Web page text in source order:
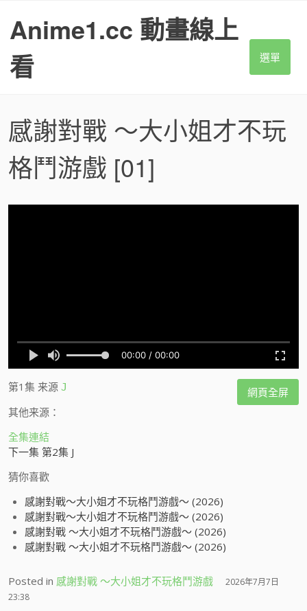
Anime1.cc 動畫線上
看
選單
感謝對戰 ～大小姐才不玩
格鬥游戲 [01]
網頁全屏
第1集 来源 J
其他来源：
全集連結
下一集 第2集 J
猜你喜歡
感謝對戰～大小姐才不玩格鬥游戲～ (2026)
感謝對戰～大小姐才不玩格鬥游戲～ (2026)
感謝對戰 ～大小姐才不玩格鬥游戲～ (2026)
感謝對戰 ～大小姐才不玩格鬥游戲～ (2026)
Posted in 感謝對戰 ～大小姐才不玩格鬥游戲
2026年7月7日
23:38